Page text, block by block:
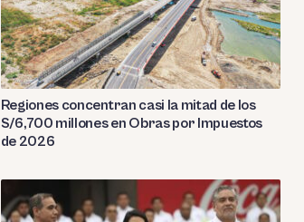
Regiones concentran casi la mitad de los
S/6,700 millones en Obras por Impuestos
de 2026